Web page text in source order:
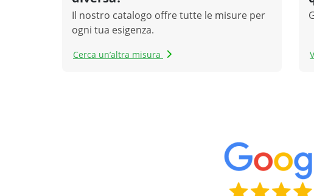
Il nostro catalogo offre tutte le misure per
ogni tua esigenza.
Cerca un’altra misura